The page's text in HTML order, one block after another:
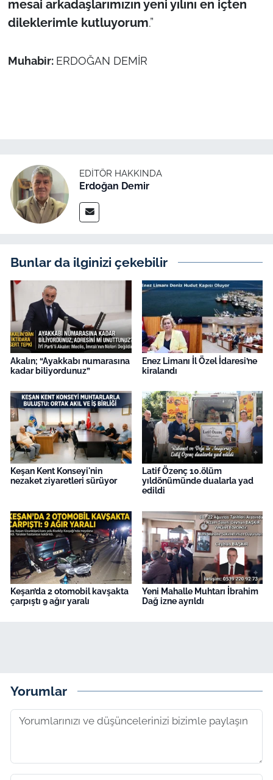
mesai arkadaşlarımızın yeni yılını en içten
dileklerimle kutluyorum.”
Muhabir: ERDOĞAN DEMİR
EDITÖR HAKKINDA
Erdoğan Demir
Bunlar da ilginizi çekebilir
Akalın; “Ayakkabı numarasına
kadar biliyordunuz”
Enez Limanı İl Özel İdaresi’ne
kiralandı
Keşan Kent Konseyi'nin
nezaket ziyaretleri sürüyor
Latif Özenç 10.ölüm
yıldönümünde dualarla yad
edildi
Keşan’da 2 otomobil kavşakta
çarpıştı 9 ağır yaralı
Yeni Mahalle Muhtarı İbrahim
Dağ izne ayrıldı
Yorumlar